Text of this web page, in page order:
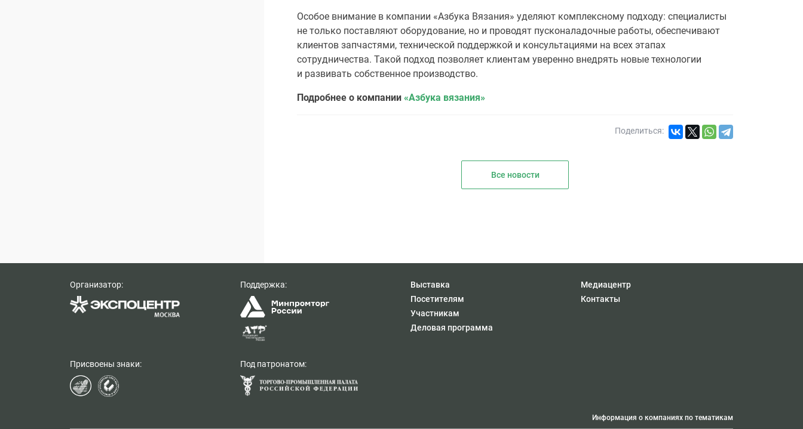
Особое внимание в компании «Азбука Вязания» уделяют комплексному подходу: специалисты
не только поставляют оборудование, но и проводят пусконаладочные работы, обеспечивают
клиентов запчастями, технической поддержкой и консультациями на всех этапах
сотрудничества. Такой подход позволяет клиентам уверенно внедрять новые технологии
и развивать собственное производство.
Подробнее о компании «Азбука вязания»
Поделиться:
Все новости
Организатор:
Присвоены знаки:
Поддержка:
Под патронатом:
Выставка
Посетителям
Участникам
Деловая программа
Медиацентр
Контакты
Информация о компаниях по тематикам